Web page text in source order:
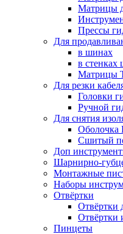
Матрицы
Прессы
Для
в шинах
в стенках
Матрицы
Для резки
Головки
Ручной
Для снятия
Сшитый
Доп
Шарнирно-
Монтажные
Наборы
Отвёртки
Отвёртки
Отвёртки
Пинцеты